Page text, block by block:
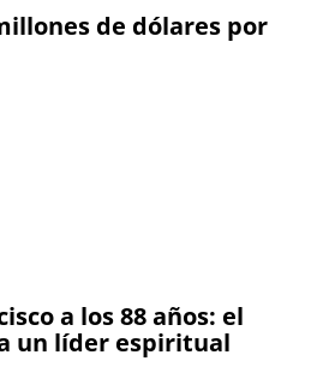
de dólares por
a los 88 años: el
un líder espiritual